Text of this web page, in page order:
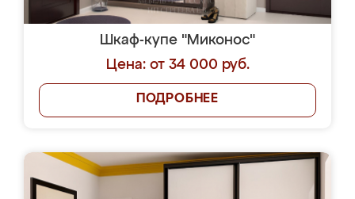
Шкаф-купе "Миконос"
Цена: от 34 000 руб.
ПОДРОБНЕЕ